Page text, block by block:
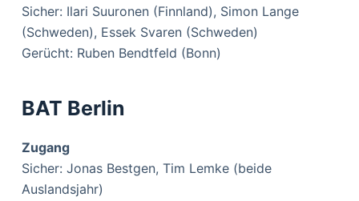
Sicher: Ilari Suuronen (Finnland), Simon Lange
(Schweden), Essek Svaren (Schweden)
Gerücht: Ruben Bendtfeld (Bonn)
BAT Berlin
Zugang
Sicher: Jonas Bestgen, Tim Lemke (beide
Auslandsjahr)